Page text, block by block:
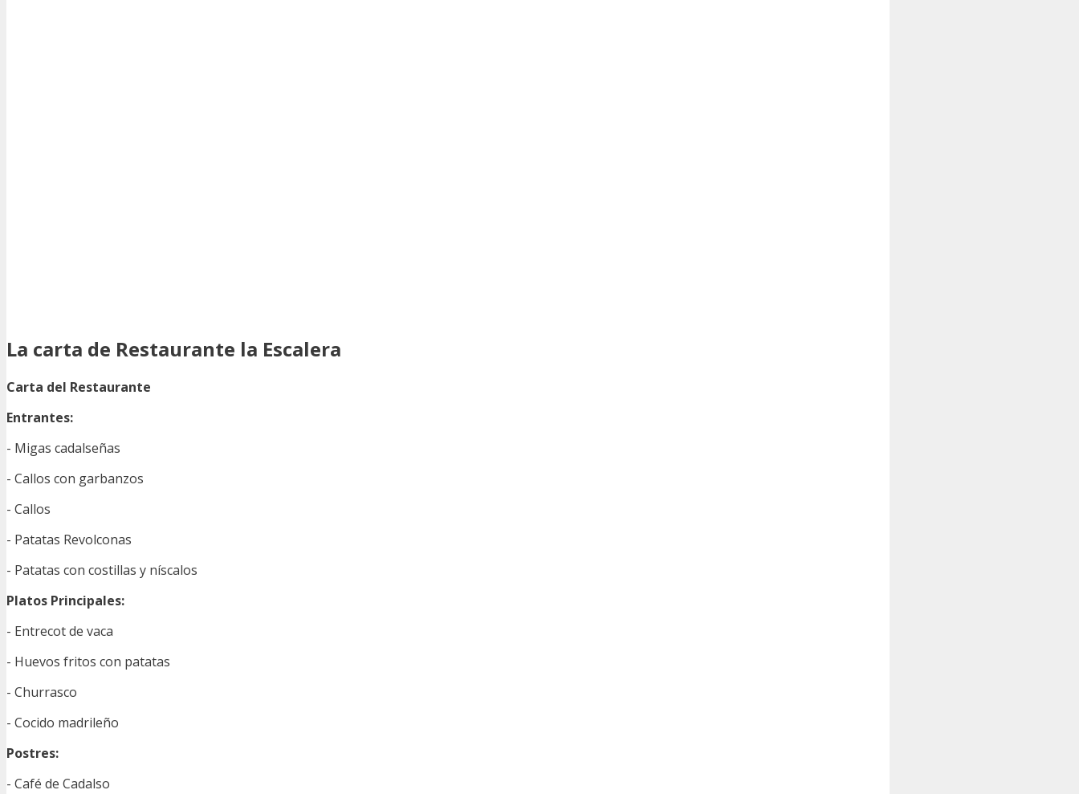
La carta de Restaurante la Escalera
Carta del Restaurante
Entrantes:
- Migas cadalseñas
- Callos con garbanzos
- Callos
- Patatas Revolconas
- Patatas con costillas y níscalos
Platos Principales:
- Entrecot de vaca
- Huevos fritos con patatas
- Churrasco
- Cocido madrileño
Postres:
- Café de Cadalso